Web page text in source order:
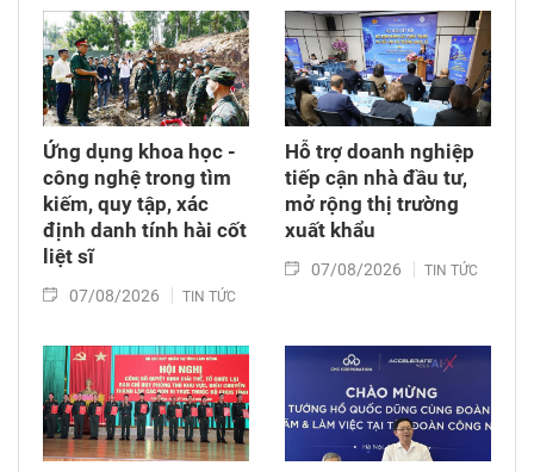
Ứng dụng khoa học -
công nghệ trong tìm
kiếm, quy tập, xác
định danh tính hài cốt
liệt sĩ
07/08/2026 TIN TỨC
Hỗ trợ doanh nghiệp
tiếp cận nhà đầu tư,
mở rộng thị trường
xuất khẩu
07/08/2026 TIN TỨC